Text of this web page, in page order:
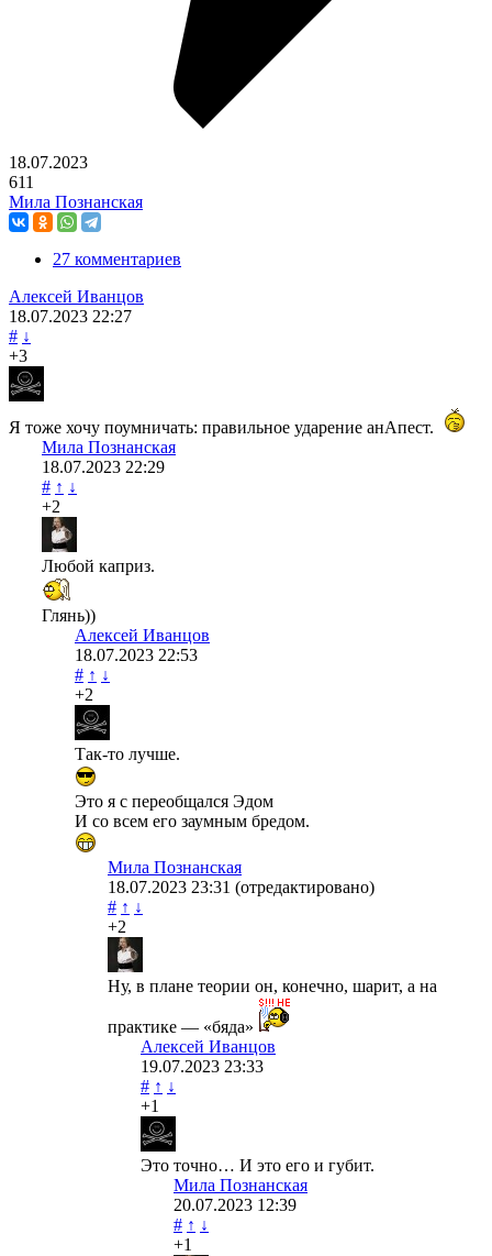
18.07.2023
611
Мила Познанская
27 комментариев
Алексей Иванцов
18.07.2023 22:27
# ↓
+3
Я тоже хочу поумничать: правильное ударение анАпест.
Мила Познанская
18.07.2023 22:29
# ↑ ↓
+2
Любой каприз.
Глянь))
Алексей Иванцов
18.07.2023 22:53
# ↑ ↓
+2
Так-то лучше.
Это я с переобщался Эдом
И со всем его заумным бредом.
Мила Познанская
18.07.2023 23:31 (отредактировано)
# ↑ ↓
+2
Ну, в плане теории он, конечно, шарит, а на
практике — «бяда»
Алексей Иванцов
19.07.2023 23:33
# ↑ ↓
+1
Это точно… И это его и губит.
Мила Познанская
20.07.2023 12:39
# ↑ ↓
+1